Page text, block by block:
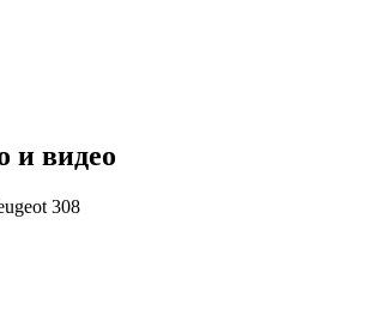
и видео
308